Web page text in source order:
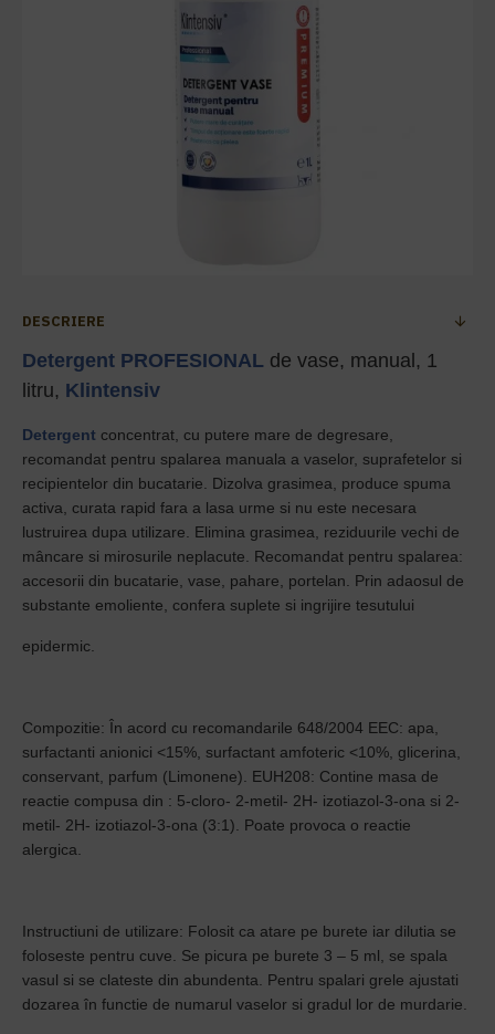
DESCRIERE
Detergent PROFESIONAL de vase, manual, 1
litru, Klintensiv
Detergent concentrat, cu putere mare de degresare,
recomandat pentru spalarea manuala a vaselor, suprafetelor si
recipientelor din bucatarie. Dizolva grasimea, produce spuma
activa, curata rapid fara a lasa urme si nu este necesara
lustruirea dupa utilizare. Elimina grasimea, reziduurile vechi de
mâncare si mirosurile neplacute. Recomandat pentru spalarea:
accesorii din bucatarie, vase, pahare, portelan. Prin adaosul de
substante emoliente, confera suplete si ingrijire tesutului
epidermic.
Compozitie: În acord cu recomandarile 648/2004 EEC: apa,
surfactanti anionici <15%, surfactant amfoteric <10%, glicerina,
conservant, parfum (Limonene). EUH208: Contine masa de
reactie compusa din : 5-cloro- 2-metil- 2H- izotiazol-3-ona si 2-
metil- 2H- izotiazol-3-ona (3:1). Poate provoca o reactie
alergica.
Instructiuni de utilizare: Folosit ca atare pe burete iar dilutia se
foloseste pentru cuve. Se picura pe burete 3 – 5 ml, se spala
vasul si se clateste din abundenta. Pentru spalari grele ajustati
dozarea în functie de numarul vaselor si gradul lor de murdarie.